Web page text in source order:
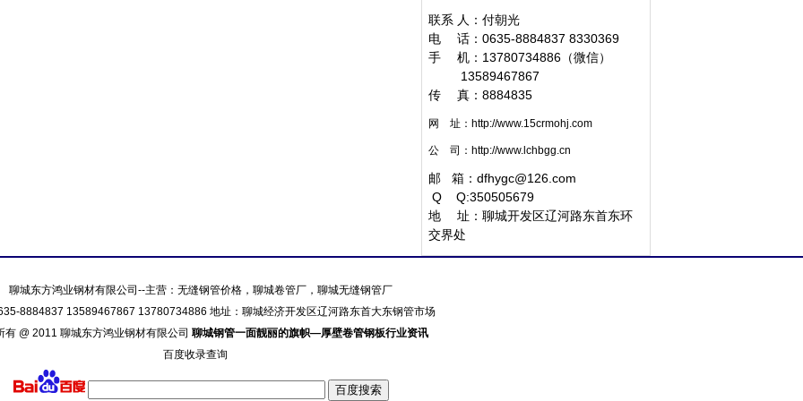
联系 人：付朝光
电 话：0635-8884837 8330369
手 机：13780734886（微信）
13589467867
传 真：8884835
网 址： http://www.15crmohj.com
公 司： http://www.lchbgg.cn
邮 箱： dfhygc@126.com
Q Q:350505679
地 址：聊城开发区辽河路东首东环
交界处
聊城东方鸿业钢材有限公司--主营： 无缝钢管价格 ， 聊城卷管厂 ， 聊城无缝钢管厂
8884837 13589467867 13780734886 地址：聊城经济开发区辽河路东首大东钢管市场
有 @ 2011 聊城东方鸿业钢材有限公司 聊城钢管一面靓丽的旗帜—厚壁卷管钢板行业资讯
百度收录查询